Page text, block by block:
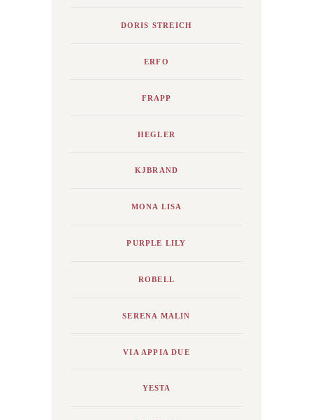
DORIS STREICH
ERFO
FRAPP
HEGLER
KJBRAND
MONA LISA
PURPLE LILY
ROBELL
SERENA MALIN
VIA APPIA DUE
YESTA